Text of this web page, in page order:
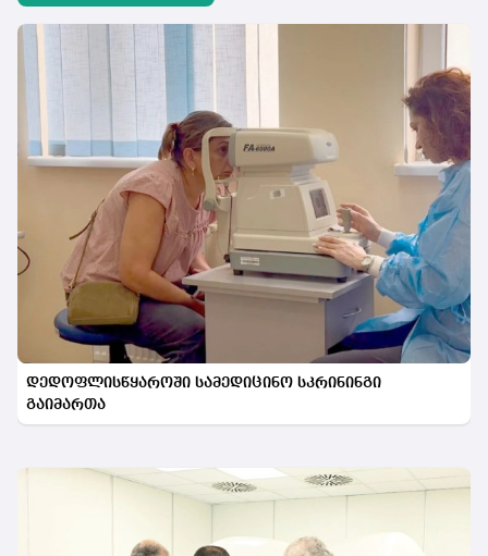
დედოფლისწყაროში სამედიცინო სკრინინგი
გაიმართა